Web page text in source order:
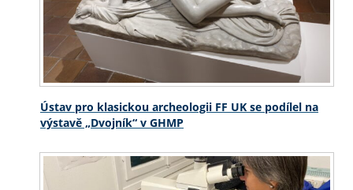
Ústav pro klasickou archeologii FF UK se podílel na
výstavě „Dvojník“ v GHMP